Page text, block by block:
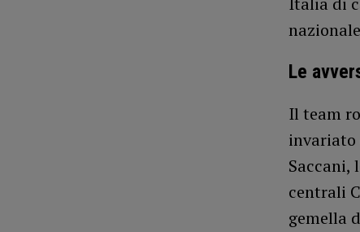
Le
Il team
invariato
Saccani,
centrali
gemella